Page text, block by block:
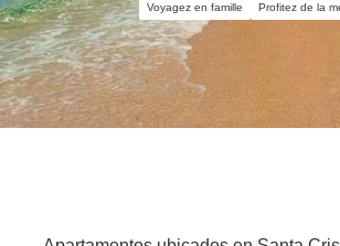
Voyagez en famille Profitez de la